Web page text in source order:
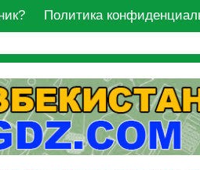
Политика